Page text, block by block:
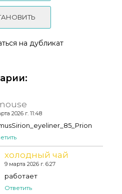
Feather Flick Lashes N175
на дубликат
2026 г. 11:48
холодный чай
9 марта 2026 г. 6:27
работает
Ответить